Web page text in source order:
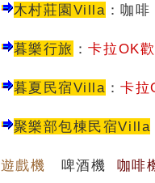
木村莊園Villa ：咖
暮樂行旅 ：卡拉OK
暮夏民宿Villa ：卡拉
聚樂部包棟民宿Villa
遊戲機 啤酒機 咖啡